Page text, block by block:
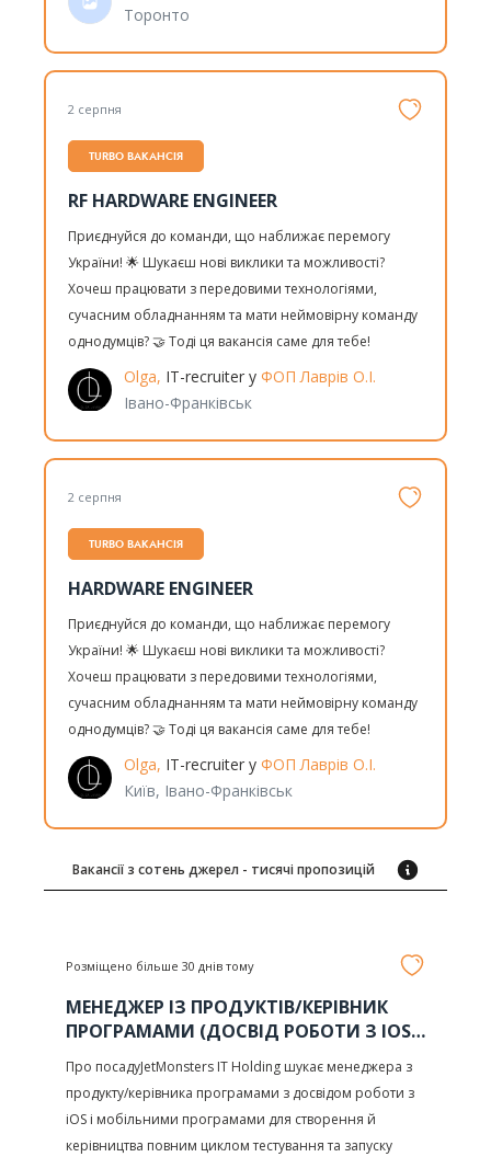
Торонто
2 серпня
TURBO ВАКАНСІЯ
RF HARDWARE ENGINEER
Приєднуйся до команди, що наближає перемогу
України! 🌟 Шукаєш нові виклики та можливості?
Хочеш працювати з передовими технологіями,
сучасним обладнанням та мати неймовірну команду
однодумців? 🤝 Тоді ця вакансія саме для тебе!
Olga, IT-recruiter у ФОП Лаврів О.І.
Івано-Франківськ
2 серпня
TURBO ВАКАНСІЯ
HARDWARE ENGINEER
Приєднуйся до команди, що наближає перемогу
України! 🌟 Шукаєш нові виклики та можливості?
Хочеш працювати з передовими технологіями,
сучасним обладнанням та мати неймовірну команду
однодумців? 🤝 Тоді ця вакансія саме для тебе!
Olga, IT-recruiter у ФОП Лаврів О.І.
Київ, Івано-Франківськ
Вакансії з сотень джерел - тисячі пропозицій
Розміщено більше 30 днів тому
МЕНЕДЖЕР ІЗ ПРОДУКТІВ/КЕРІВНИК
ПРОГРАМАМИ (ДОСВІД РОБОТИ З IOS
ТА МОБІЛЬНИМИ ДОДАТКАМИ)
Про посадуJetMonsters IT Holding шукає менеджера з
продукту/керівника програмами з досвідом роботи з
iOS і мобільними програмами для створення й
керівництва повним циклом тестування та запуску